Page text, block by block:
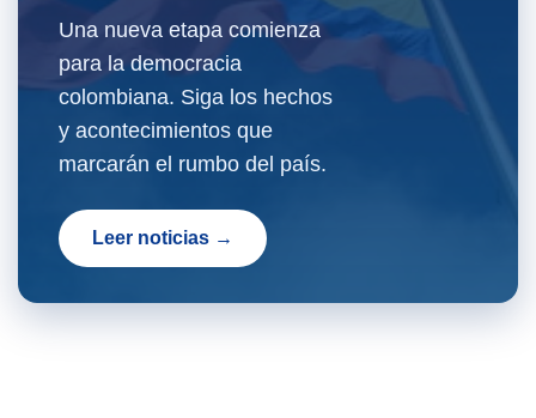
Una nueva etapa comienza
para la democracia
colombiana. Siga los hechos
y acontecimientos que
marcarán el rumbo del país.
Leer noticias →